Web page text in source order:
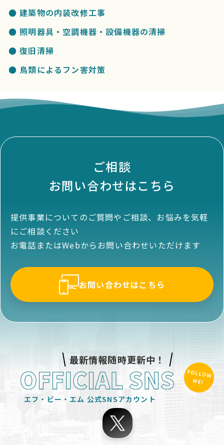
● 建築物の内装改修工事
● 照明器具・空調機器・設備機器の清掃
● 復旧清掃
● 鳥類によるフン害対策
ご相談
お問い合わせはこちら
提供事業についてのご質問やご相談、お悩みを気軽
にご相談ください
お電話またはWebからお問い合わせいただけます
お問い合わせはこちら
最新情報随時更新中！
FOLLOW
ME!
エフ・ビー・エム 公式SNSアカウント